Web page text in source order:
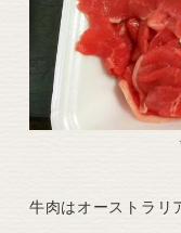
牛肉はオーストラリ